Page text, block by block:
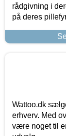
rådgivning i
på deres
Wattoo.dk
erhverv. Med
være noget til